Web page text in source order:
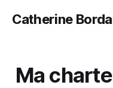
Catherine
Ma